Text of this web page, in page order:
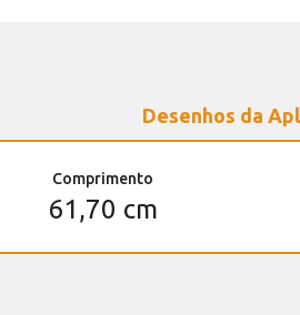
Desenhos da
Comprimento
61,70 cm